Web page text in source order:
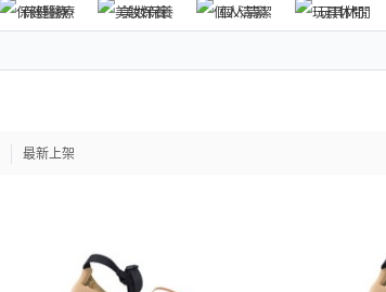
保健醫療 美妝保養 個人清潔 玩具休閒
最新上架